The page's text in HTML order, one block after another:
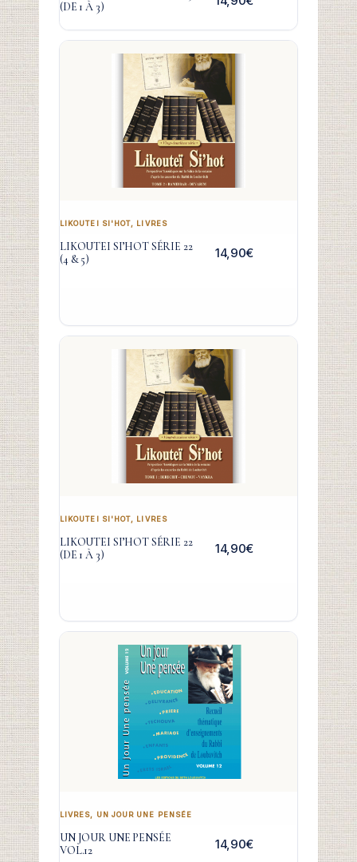
(DE 1 À 3)
LIKOUTEI SI'HOT, LIVRES
LIKOUTEI SI’HOT SÉRIE 22
(4 & 5)
14,90€
LIKOUTEI SI'HOT, LIVRES
LIKOUTEI SI’HOT SÉRIE 22
(DE 1 À 3)
14,90€
LIVRES, UN JOUR UNE PENSÉE
UN JOUR UNE PENSÉE
VOL.12
14,90€